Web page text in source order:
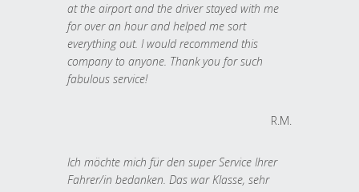
at the airport and the driver stayed with me
for over an hour and helped me sort
everything out. I would recommend this
company to anyone. Thank you for such
fabulous service!
R.M.
Ich möchte mich für den super Service Ihrer
Fahrer/in bedanken. Das war Klasse, sehr